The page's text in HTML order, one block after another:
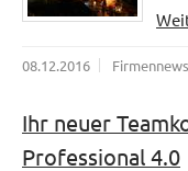
08.12.2016 Firmennews
Ihr neuer
Professional 4.0